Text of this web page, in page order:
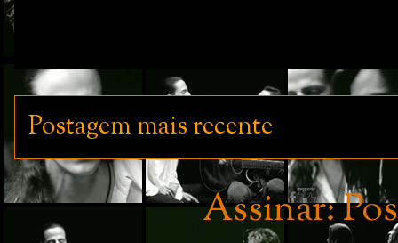
Postagem mais recente
Assinar: